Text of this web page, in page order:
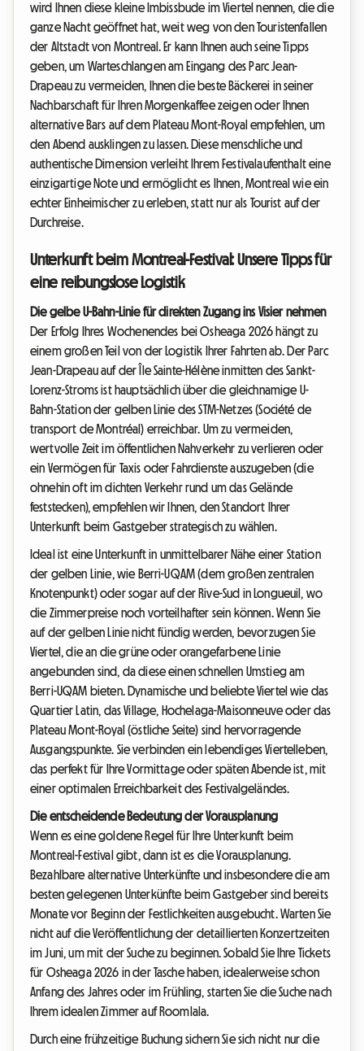
wird Ihnen diese kleine Imbissbude im Viertel nennen, die die
ganze Nacht geöffnet hat, weit weg von den Touristenfallen
der Altstadt von Montreal. Er kann Ihnen auch seine Tipps
geben, um Warteschlangen am Eingang des Parc Jean-
Drapeau zu vermeiden, Ihnen die beste Bäckerei in seiner
Nachbarschaft für Ihren Morgenkaffee zeigen oder Ihnen
alternative Bars auf dem Plateau Mont-Royal empfehlen, um
den Abend ausklingen zu lassen. Diese menschliche und
authentische Dimension verleiht Ihrem Festivalaufenthalt eine
einzigartige Note und ermöglicht es Ihnen, Montreal wie ein
echter Einheimischer zu erleben, statt nur als Tourist auf der
Durchreise.
Unterkunft beim Montreal-Festival: Unsere Tipps für
eine reibungslose Logistik
Die gelbe U-Bahn-Linie für direkten Zugang ins Visier nehmen
Der Erfolg Ihres Wochenendes bei Osheaga 2026 hängt zu
einem großen Teil von der Logistik Ihrer Fahrten ab. Der Parc
Jean-Drapeau auf der Île Sainte-Hélène inmitten des Sankt-
Lorenz-Stroms ist hauptsächlich über die gleichnamige U-
Bahn-Station der gelben Linie des STM-Netzes (Société de
transport de Montréal) erreichbar. Um zu vermeiden,
wertvolle Zeit im öffentlichen Nahverkehr zu verlieren oder
ein Vermögen für Taxis oder Fahrdienste auszugeben (die
ohnehin oft im dichten Verkehr rund um das Gelände
feststecken), empfehlen wir Ihnen, den Standort Ihrer
Unterkunft beim Gastgeber strategisch zu wählen.
Ideal ist eine Unterkunft in unmittelbarer Nähe einer Station
der gelben Linie, wie Berri-UQAM (dem großen zentralen
Knotenpunkt) oder sogar auf der Rive-Sud in Longueuil, wo
die Zimmerpreise noch vorteilhafter sein können. Wenn Sie
auf der gelben Linie nicht fündig werden, bevorzugen Sie
Viertel, die an die grüne oder orangefarbene Linie
angebunden sind, da diese einen schnellen Umstieg am
Berri-UQAM bieten. Dynamische und beliebte Viertel wie das
Quartier Latin, das Village, Hochelaga-Maisonneuve oder das
Plateau Mont-Royal (östliche Seite) sind hervorragende
Ausgangspunkte. Sie verbinden ein lebendiges Viertelleben,
das perfekt für Ihre Vormittage oder späten Abende ist, mit
einer optimalen Erreichbarkeit des Festivalgeländes.
Die entscheidende Bedeutung der Vorausplanung
Wenn es eine goldene Regel für Ihre Unterkunft beim
Montreal-Festival gibt, dann ist es die Vorausplanung.
Bezahlbare alternative Unterkünfte und insbesondere die am
besten gelegenen Unterkünfte beim Gastgeber sind bereits
Monate vor Beginn der Festlichkeiten ausgebucht. Warten Sie
nicht auf die Veröffentlichung der detaillierten Konzertzeiten
im Juni, um mit der Suche zu beginnen. Sobald Sie Ihre Tickets
für Osheaga 2026 in der Tasche haben, idealerweise schon
Anfang des Jahres oder im Frühling, starten Sie die Suche nach
Ihrem idealen Zimmer auf Roomlala.
Durch eine frühzeitige Buchung sichern Sie sich nicht nur die